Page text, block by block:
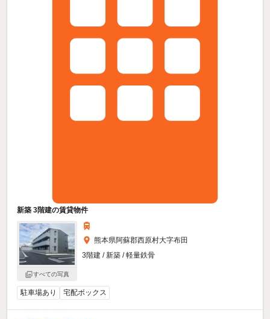
新築 3階建の賃貸物件
すべての写真
熊本県阿蘇郡西原村大字布田
3階建 / 新築 / 軽量鉄骨
駐車場あり 宅配ボックス